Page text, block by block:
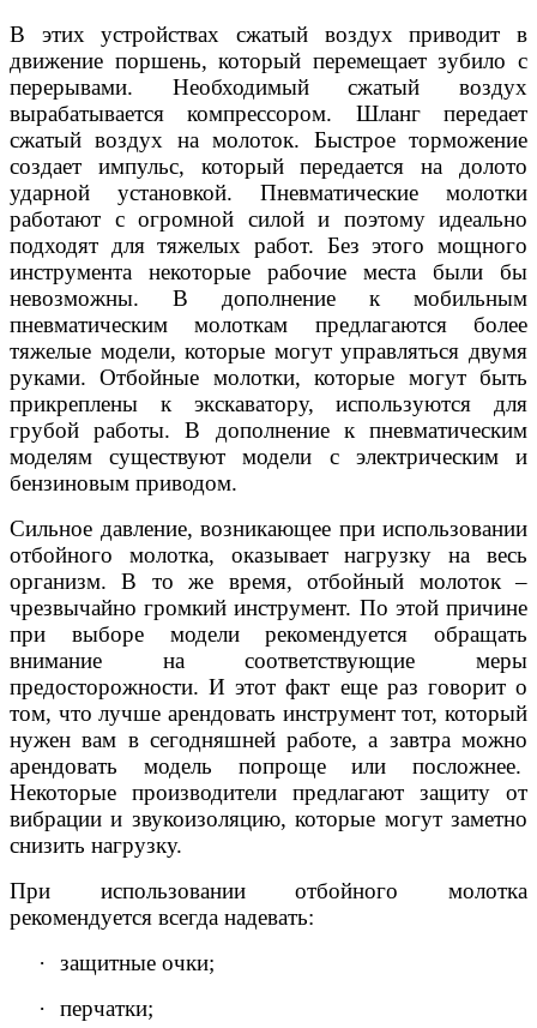
В этих устройствах сжатый воздух приводит в
движение поршень, который перемещает зубило с
перерывами. Необходимый сжатый воздух
вырабатывается компрессором. Шланг передает
сжатый воздух на молоток. Быстрое торможение
создает импульс, который передается на долото
ударной установкой. Пневматические молотки
работают с огромной силой и поэтому идеально
подходят для тяжелых работ. Без этого мощного
инструмента некоторые рабочие места были бы
невозможны. В дополнение к мобильным
пневматическим молоткам предлагаются более
тяжелые модели, которые могут управляться двумя
руками. Отбойные молотки, которые могут быть
прикреплены к экскаватору, используются для
грубой работы. В дополнение к пневматическим
моделям существуют модели с электрическим и
бензиновым приводом.
Сильное давление, возникающее при использовании
отбойного молотка, оказывает нагрузку на весь
организм. В то же время, отбойный молоток –
чрезвычайно громкий инструмент. По этой причине
при выборе модели рекомендуется обращать
внимание на соответствующие меры
предосторожности. И этот факт еще раз говорит о
том, что лучше арендовать инструмент тот, который
нужен вам в сегодняшней работе, а завтра можно
арендовать модель попроще или посложнее.
Некоторые производители предлагают защиту от
вибрации и звукоизоляцию, которые могут заметно
снизить нагрузку.
При использовании отбойного молотка
рекомендуется всегда надевать:
·
защитные очки;
·
перчатки;